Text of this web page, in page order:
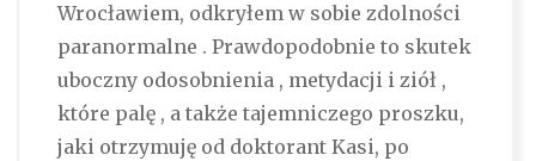
Wrocławiem, odkryłem w sobie zdolności
paranormalne . Prawdopodobnie to skutek
uboczny odosobnienia , metydacji i ziół ,
które palę , a także tajemniczego proszku,
jaki otrzymuję od doktorant Kasi, po